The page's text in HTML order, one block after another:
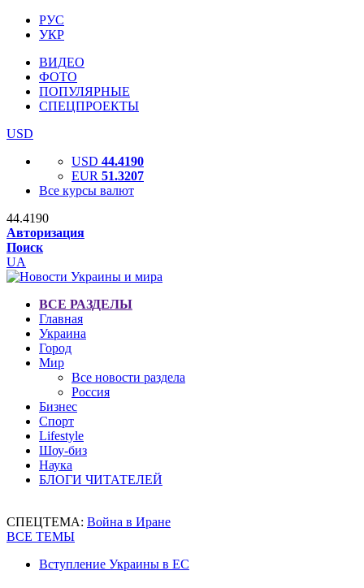
РУС
УКР
ВИДЕО
ФОТО
ПОПУЛЯРНЫЕ
СПЕЦПРОЕКТЫ
USD
USD 44.4190
EUR 51.3207
Все курсы валют
44.4190
Авторизация
Поиск
UA
ВСЕ РАЗДЕЛЫ
Главная
Украина
Город
Мир
Все новости раздела
Россия
Бизнес
Спорт
Lifestyle
Шоу-биз
Наука
БЛОГИ ЧИТАТЕЛЕЙ
СПЕЦТЕМА: Война в Иране
ВСЕ ТЕМЫ
Вступление Украины в ЕС